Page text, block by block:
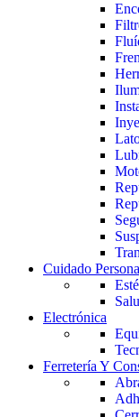
Cuidado
Electrónica
Ferretería Y